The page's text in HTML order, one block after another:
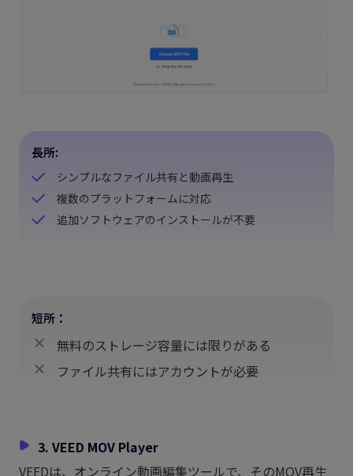
長所:
シンプルなファイル共有と動画再生
複数のプラットフォームに対応
追加ソフトウェアのインストールが不要
短所：
無料のストレージ容量には限りがある
ファイル共有にはアカウントが必要
3. VEED MOV Player
VEEDは、オンライン動画編集ツールで、そのMOV再生